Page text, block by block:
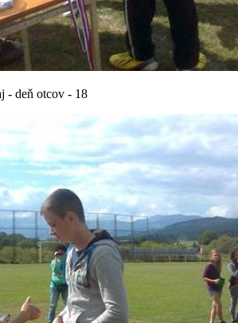
- deň otcov - 18